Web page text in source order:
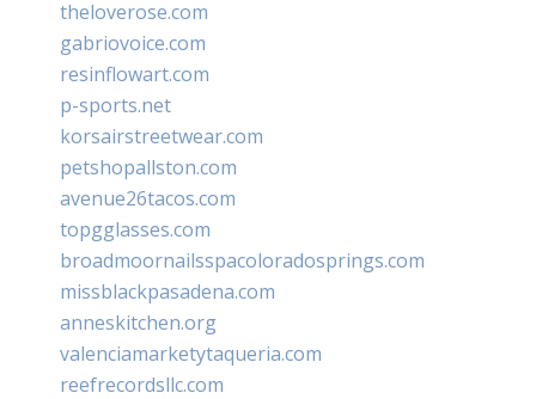
theloverose.com
gabriovoice.com
resinflowart.com
p-sports.net
korsairstreetwear.com
petshopallston.com
avenue26tacos.com
topgglasses.com
broadmoornailsspacoloradosprings.com
missblackpasadena.com
anneskitchen.org
valenciamarketytaqueria.com
reefrecordsllc.com